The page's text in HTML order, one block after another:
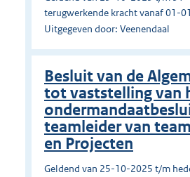
terugwerkende kracht vanaf 01-
Uitgegeven door: Veenendaal
Besluit van de
tot vaststelling van
teamleider van
en Projecten
Geldend van 25-10-2025 t/m